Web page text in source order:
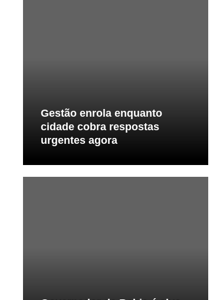
Gestão enrola enquanto
cidade cobra respostas
urgentes agora